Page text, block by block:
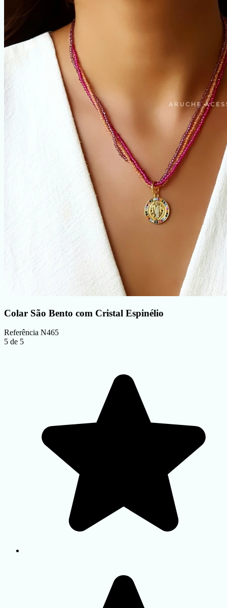
Colar São Bento com Cristal Espinélio
Referência N465
5 de 5